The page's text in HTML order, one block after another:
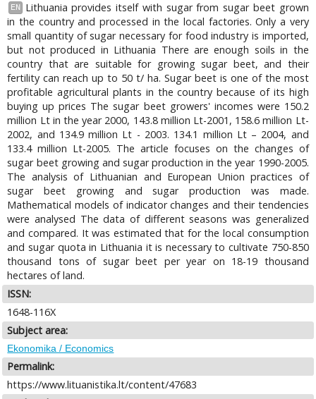
EN
Lithuania provides itself with sugar from sugar beet grown
in the country and processed in the local factories. Only a very
small quantity of sugar necessary for food industry is imported,
but not produced in Lithuania There are enough soils in the
country that are suitable for growing sugar beet, and their
fertility can reach up to 50 t/ ha. Sugar beet is one of the most
profitable agricultural plants in the country because of its high
buying up prices The sugar beet growers' incomes were 150.2
million Lt in the year 2000, 143.8 million Lt-2001, 158.6 million Lt-
2002, and 134.9 million Lt - 2003. 134.1 million Lt – 2004, and
133.4 million Lt-2005. The article focuses on the changes of
sugar beet growing and sugar production in the year 1990-2005.
The analysis of Lithuanian and European Union practices of
sugar beet growing and sugar production was made.
Mathematical models of indicator changes and their tendencies
were analysed The data of different seasons was generalized
and compared. It was estimated that for the local consumption
and sugar quota in Lithuania it is necessary to cultivate 750-850
thousand tons of sugar beet per year on 18-19 thousand
hectares of land.
ISSN:
1648-116X
Subject area:
Ekonomika / Economics
Permalink:
https://www.lituanistika.lt/content/47683